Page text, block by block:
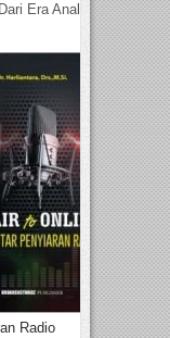
Era Analog
Radio